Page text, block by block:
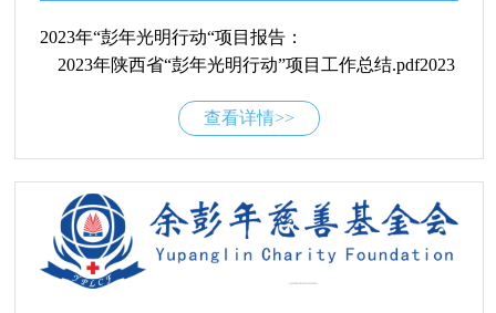
2023年“彭年光明行动“项目报告：
2023年陕西省“彭年光明行动”项目工作总结.pdf2023
结.pdf2023年湖南娄底市“立珊光明行动”项目总结.pdf
查看详情>>